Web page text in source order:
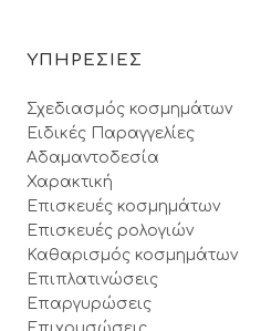
ΥΠΗΡΕΣΙΕΣ
Σχεδιασμός κοσμημάτων
Ειδικές Παραγγελίες
Αδαμαντοδεσία
Χαρακτική
Επισκευές κοσμημάτων
Επισκευές ρολογιών
Καθαρισμός κοσμημάτων
Επιπλατινώσεις
Επαργυρώσεις